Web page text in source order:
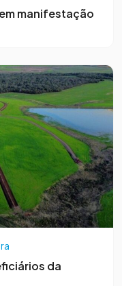
manifestação
da